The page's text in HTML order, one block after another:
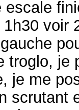
voir
troglo, je
je me
scrutant